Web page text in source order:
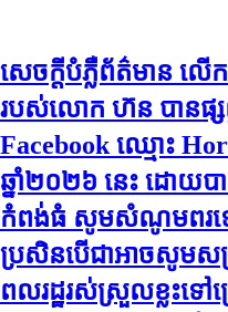
សេចក្តីបំភ្លឺព័ត៌មាន លេី
របស់លោក ហ៊ន បានផ្ស
Facebook ឈ្មោះ
ឆ្នាំ​២០២៦ នេះ ដោយប
កំពង់ធំ សូមសំណូមពរទ
ប្រសិនបើជាអាចសូមស
ពលរដ្ឋរស់ស្រួលខ្លះទ